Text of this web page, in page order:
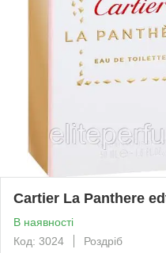
Cartier La Panthere
В наявності
Код: 3024
Роздріб